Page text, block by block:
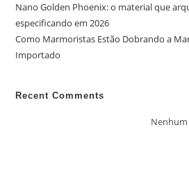
Nano Golden Phoenix: o material que
especificando em 2026
Como Marmoristas Estão Dobrando a
Importado
Recent Comments